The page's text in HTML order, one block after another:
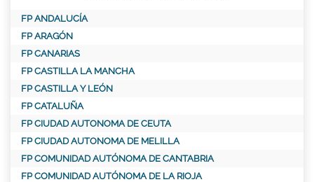
FP ANDALUCÍA
FP ARAGÓN
FP CANARIAS
FP CASTILLA LA MANCHA
FP CASTILLA Y LEÓN
FP CATALUÑA
FP CIUDAD AUTONOMA DE CEUTA
FP CIUDAD AUTONOMA DE MELILLA
FP COMUNIDAD AUTÓNOMA DE CANTABRIA
FP COMUNIDAD AUTÓNOMA DE LA RIOJA